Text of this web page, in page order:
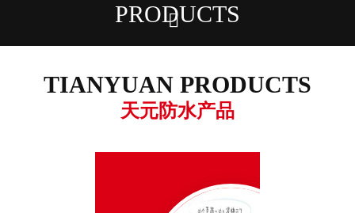
PRODUCTS
王经理：18353619306

TIANYUAN PRODUCTS
天元防水产品